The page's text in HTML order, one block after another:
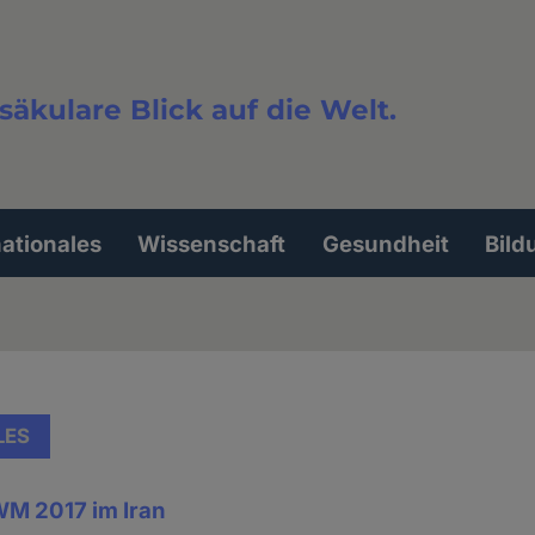
Blick auf die Welt.
Wissenschaft Gesundheit
2017 im Iran